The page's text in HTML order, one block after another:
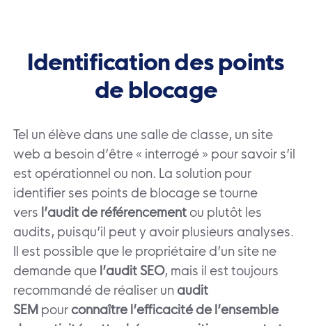
Identification des points
de blocage
Tel un élève dans une salle de classe, un site
web a besoin d’être « interrogé » pour savoir s’il
est opérationnel ou non. La solution pour
identifier ses points de blocage se tourne
vers l’audit de référencement ou plutôt les
audits, puisqu’il peut y avoir plusieurs analyses.
Il est possible que le propriétaire d’un site ne
demande que l’audit SEO, mais il est toujours
recommandé de réaliser un audit
SEM pour connaître l’efficacité de l’ensemble